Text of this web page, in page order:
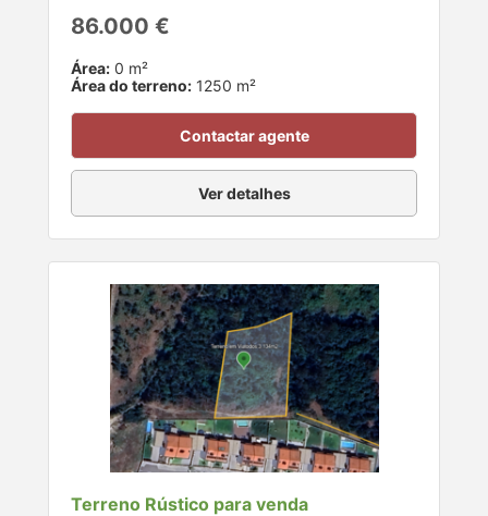
86.000 €
Área: 0 m²
Área do terreno: 1250 m²
Contactar agente
Ver detalhes
Terreno Rústico para venda